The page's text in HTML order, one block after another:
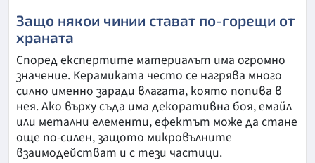
Защо някои чинии стават по-горещи от
храната
Според експертите материалът има огромно
значение. Керамиката често се нагрява много
силно именно заради влагата, която попива в
нея. Ако върху съда има декоративна боя, емайл
или метални елементи, ефектът може да стане
още по-силен, защото микровълните
взаимодействат и с тези частици.